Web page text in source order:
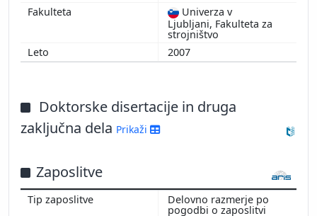
Univerza v
Ljubljani, Fakulteta za
strojništvo
2007
Doktorske disertacije in druga
zaključna dela Prikaži
Zaposlitve
Delovno razmerje po
pogodbi o zaposlitvi